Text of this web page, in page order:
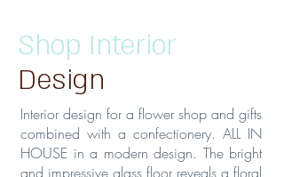
Interior design for a flower shop and gifts
combined with a confectionery. ALL IN
HOUSE in a modern design. The bright
and impressive glass floor reveals a floral
Shop Interior
Design